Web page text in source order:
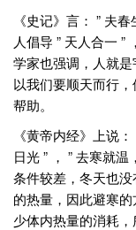
《史记》言： ” 夫
人倡导 ” 天人合一
学家也强调，人就
以我们要顺天而行
帮助。
《黄帝内经》上说
日光 ” ， ” 去寒就
条件较差，冬天也
的热量，因此避寒
少体内热量的消耗